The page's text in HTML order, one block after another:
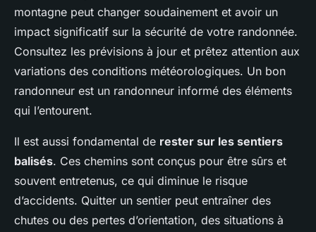
montagne peut changer soudainement et avoir un
impact significatif sur la sécurité de votre randonnée.
Consultez les prévisions à jour et prêtez attention aux
variations des conditions météorologiques. Un bon
randonneur est un randonneur informé des éléments
qui l’entourent.
Il est aussi fondamental de rester sur les sentiers
balisés. Ces chemins sont conçus pour être sûrs et
souvent entretenus, ce qui diminue le risque
d’accidents. Quitter un sentier peut entraîner des
chutes ou des pertes d’orientation, des situations à